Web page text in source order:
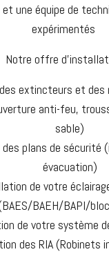
une équipe de
expérimentés
Notre offre
extincteurs et des
anti-feu,
sable)
plans de sécurité
évacuation)
de votre
BAEH/BAPI/
de votre système
des RIA (Robinets